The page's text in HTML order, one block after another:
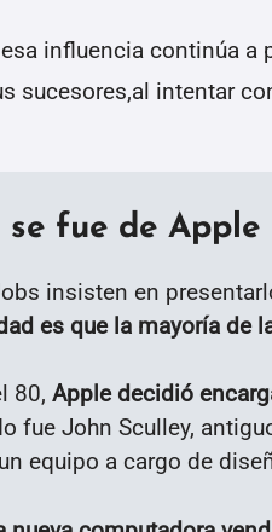
influencia continúa a
sucesores,al intentar
se fue de Apple
insisten en
es que la mayoría de
80, Apple decidió
fue John Sculley,
equipo a cargo de